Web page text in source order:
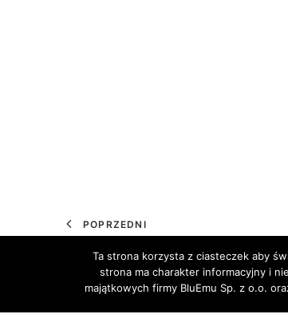
POPRZEDNI
Ta strona korzysta z ciasteczek aby
strona ma charakter informacyjny i
majątkowych firmy BluEmu Sp. z o.o.